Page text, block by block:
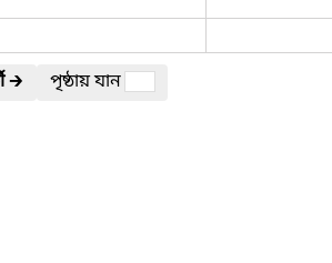
🡲
পৃষ্ঠায় যান